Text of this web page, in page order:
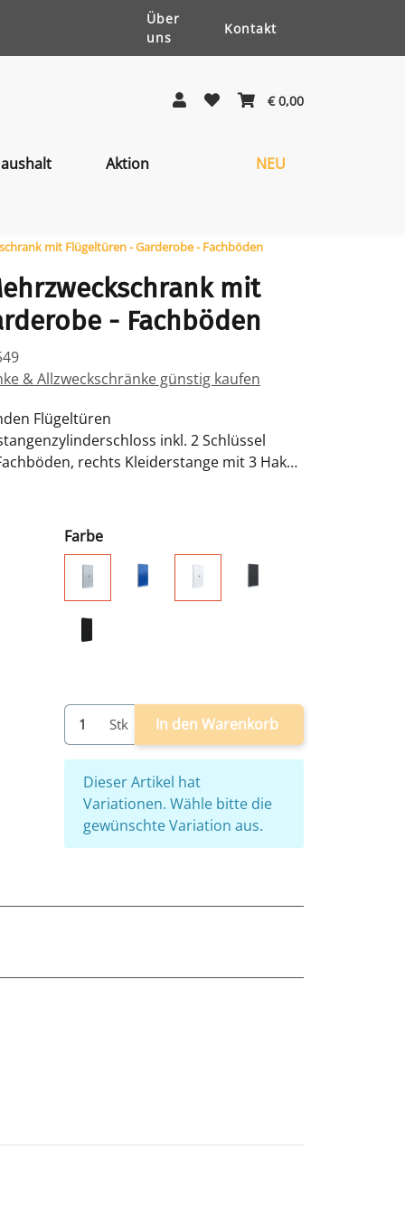
Über
uns
Kontakt
€ 0,00
Aktion NEU
mit Flügeltüren - Garderobe - Fachböden
mit
- Fachböden
& Allzweckschränke günstig kaufen
Flügeltüren
inkl. 2 Schlüssel
rechts Kleiderstange mit 3 Haken
Farbe
Stk In den Warenkorb
x
Dieser Artikel hat
Variationen. Wähle bitte die
gewünschte Variation aus.